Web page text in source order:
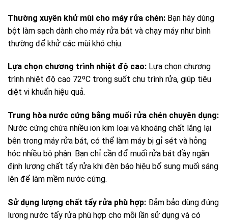
Thường xuyên khử mùi cho máy rửa chén: Bạn hãy dùng
bột làm sạch dành cho máy rửa bát và chạy máy như bình
thường để khử các mùi khó chịu.
Lựa chọn chương trình nhiệt độ cao: Lựa chọn chương
trình nhiệt độ cao 72ºC trong suốt chu trình rửa, giúp tiêu
diệt vi khuẩn hiệu quả.
Trung hòa nước cứng bằng muối rửa chén chuyên dụng:
Nước cứng chứa nhiều ion kim loại và khoáng chất lắng lại
bên trong máy rửa bát, có thể làm máy bị gỉ sét và hỏng
hóc nhiều bộ phận. Bạn chỉ cần đổ muối rửa bát đầy ngăn
định lượng chất tẩy rửa khi đèn báo hiệu bổ sung muối sáng
lên để làm mềm nước cứng.
Sử dụng lượng chất tẩy rửa phù hợp: Đảm bảo dùng đúng
lượng nước tẩy rửa phù hợp cho mỗi lần sử dụng và có